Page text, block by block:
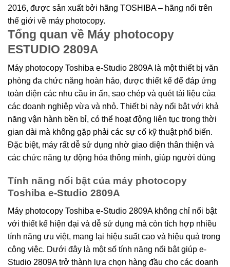
2016, được sản xuất bởi hãng TOSHIBA – hãng nổi trên
thế giới về máy photocopy.
Tổng quan về Máy photocopy
ESTUDIO 2809A
Máy photocopy Toshiba e-Studio 2809A là một thiết bị văn
phòng đa chức năng hoàn hảo, được thiết kế để đáp ứng
toàn diện các nhu cầu in ấn, sao chép và quét tài liệu của
các doanh nghiệp vừa và nhỏ. Thiết bị này nổi bật với khả
năng vận hành bền bỉ, có thể hoạt động liên tục trong thời
gian dài mà không gặp phải các sự cố kỹ thuật phổ biến.
Đặc biệt, máy rất dễ sử dụng nhờ giao diện thân thiện và
các chức năng tự động hóa thông minh, giúp người dùng
Tính năng nổi bật của máy photocopy
Toshiba e-Studio 2809A
Máy photocopy Toshiba e-Studio 2809A không chỉ nổi bật
với thiết kế hiện đại và dễ sử dụng mà còn tích hợp nhiều
tính năng ưu việt, mang lại hiệu suất cao và hiệu quả trong
công việc. Dưới đây là một số tính năng nổi bật giúp e-
Studio 2809A trở thành lựa chọn hàng đầu cho các doanh